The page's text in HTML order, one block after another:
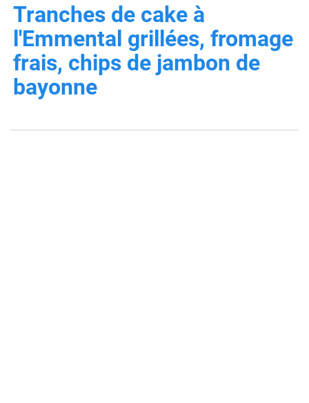
Tranches de cake à
l'Emmental grillées, fromage
frais, chips de jambon de
bayonne